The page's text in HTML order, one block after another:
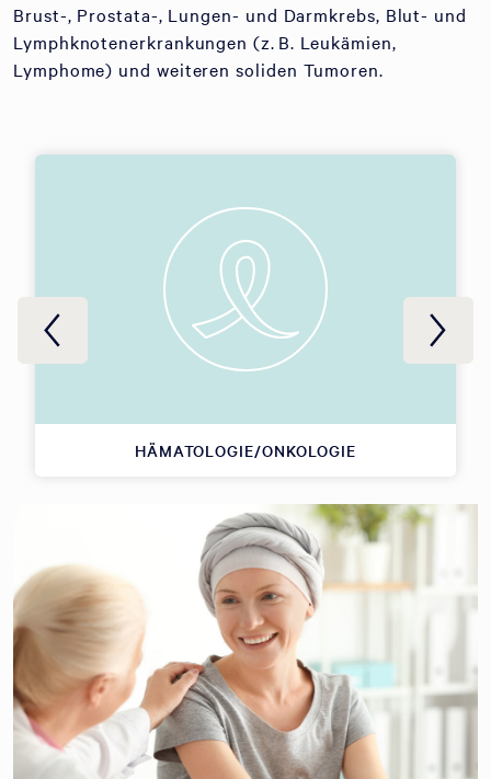
Brust-, Prostata-, Lungen- und Darmkrebs, Blut- und
Lymphknotenerkrankungen (z. B. Leukämien,
Lymphome) und weiteren soliden Tumoren.
HÄMATOLOGIE/ONKOLOGIE